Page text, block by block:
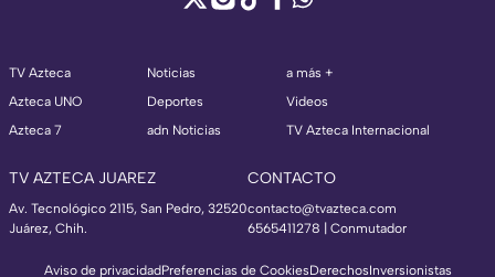
TV Azteca
Azteca UNO
Azteca 7
Noticias
Deportes
adn Noticias
a más +
Videos
TV Azteca Internacional
TV AZTECA JUAREZ
Av. Tecnológico 2115, San Pedro, 32520
Juárez, Chih.
CONTACTO
contacto@tvazteca.com
6565411278 | Conmutador
Aviso de privacidadPreferencias de CookiesDerechosInversionistas